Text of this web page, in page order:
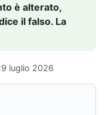
è alterato,
il falso. La
luglio 2026